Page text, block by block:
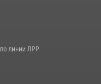
план «Квартал»
линии ЛРР